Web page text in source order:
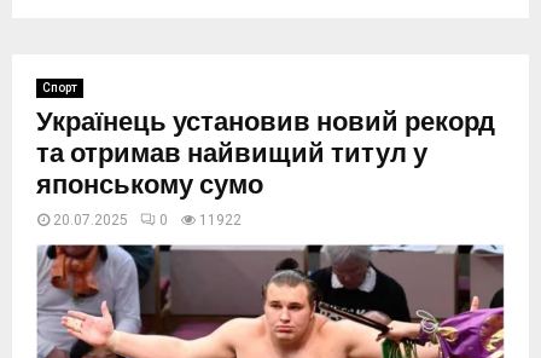
Спорт
Українець установив новий рекорд
та отримав найвищий титул у
японському сумо
20.07.2025 0 11922